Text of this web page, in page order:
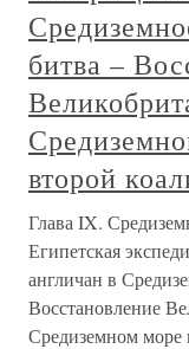
битва –
второй
Глава IX.
Египетская
англичан в
Восстановление
Средиземном море